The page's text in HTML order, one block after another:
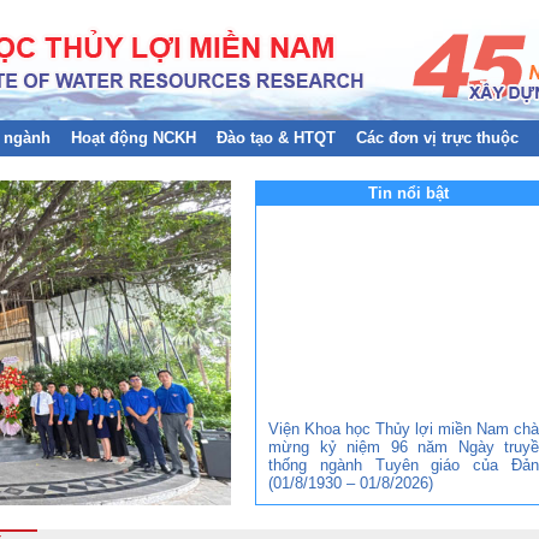
ngành Hoạt động NCKH Đào tạo & HTQT Các đơn vị trực thuộc
Tin nổi bật
Viện Khoa học Thủy lợi miền Nam chào
mừng kỷ niệm 96 năm Ngày
thống ngành Tuyên giáo của
(01/8/1930 – 01/8/2026)
Đảng bộ Viện Khoa học Thủy lợi